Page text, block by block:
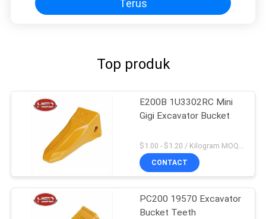
Terus
Top produk
E200B 1U3302RC Mini
Gigi Excavator Bucket
$1.00 - $1.20 / Kilogram MOQ:100 Kilogram / kilogram
CONTACT
PC200 19570 Excavator
Bucket Teeth